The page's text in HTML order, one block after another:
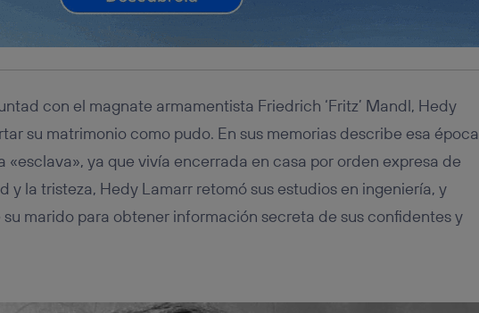
con el magnate armamentista Friedrich ‘Fritz’ Mandl, Hedy
su matrimonio como pudo. En sus memorias describe esa época
«esclava», ya que vivía encerrada en casa por orden expresa de
y la tristeza, Hedy Lamarr retomó sus estudios en ingeniería, y
marido para obtener información secreta de sus confidentes y